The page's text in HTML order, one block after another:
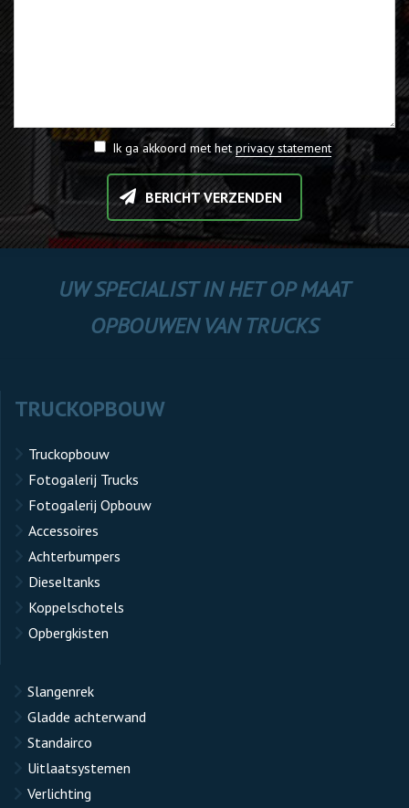
Ik ga akkoord met hetprivacy statement
BERICHT VERZENDEN
UW SPECIALIST IN HET OP MAAT
OPBOUWEN VAN TRUCKS
TRUCKOPBOUW
Truckopbouw
Fotogalerij Trucks
Fotogalerij Opbouw
Accessoires
Achterbumpers
Dieseltanks
Koppelschotels
Opbergkisten
Slangenrek
Gladde achterwand
Standairco
Uitlaatsystemen
Verlichting